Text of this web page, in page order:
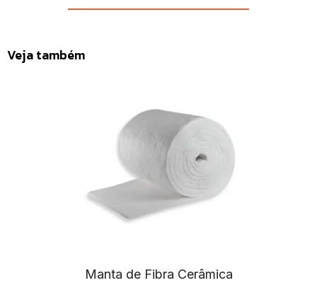
Veja também
Manta de Fibra Cerâmica